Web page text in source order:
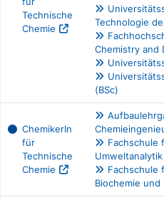
Technische
Chemie
Technologie
Chemistry and
(BSc)
ChemikerIn
für
Technische
Chemie
Fachschule
Umweltanalytik
Fachschule
Biochemie